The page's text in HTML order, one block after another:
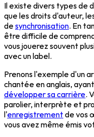
Il existe divers types de
que les droits d'auteur,
de synchronisation. En
être difficile de
vous jouerez souvent
avec un label.
Prenons l'exemple d'un
chantée en anglais,
développer sa carrière.
parolier, interprète et
l'enregistrement de vos
vous avez même émis